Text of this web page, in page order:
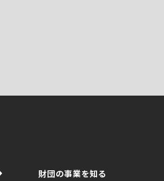
財団の事業を知る